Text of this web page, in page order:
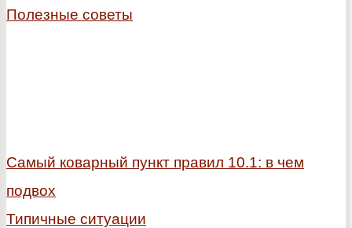
Полезные советы
Самый коварный пункт правил 10.1: в чем
подвох
Типичные ситуации